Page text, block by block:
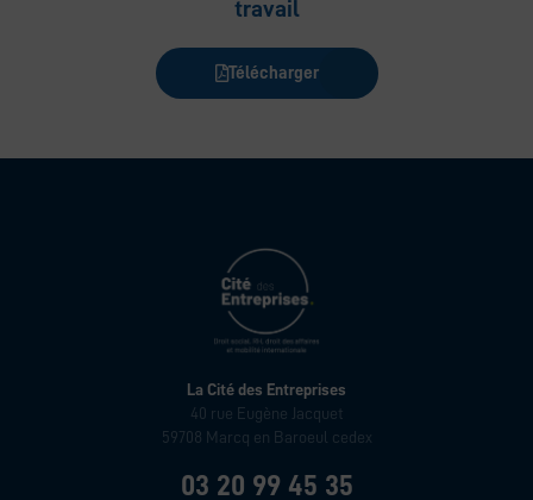
travail
Télécharger
La Cité des Entreprises
40 rue Eugène Jacquet
59708 Marcq en Baroeul cedex
03 20 99 45 35